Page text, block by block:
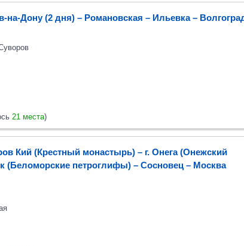
на-Дону (2 дня) – Романовская – Ильевка –
21 места)
Кий (Крестный монастырь) – г. Онега (Онежский
(Беломорские петроглифы) – Сосновец– Москва